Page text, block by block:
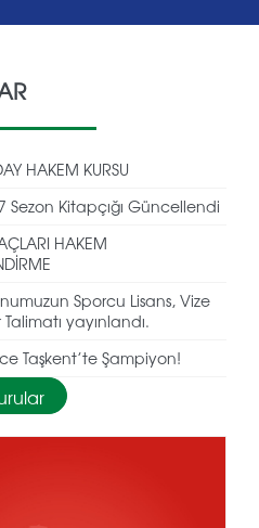
HAKEM KURSU
Sezon Kitapçığı Güncellendi
HAKEM
Sporcu Lisans, Vize
yayınlandı.
Taşkent’te Şampiyon!